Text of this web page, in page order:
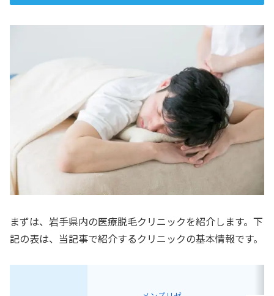
まずは、岩手県内の医療脱毛クリニックを紹介します。下
記の表は、当記事で紹介するクリニックの基本情報です。